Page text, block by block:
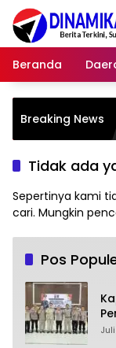
Langsung
konten
Beranda
Breaking News
Tidak
Wujudkan
Asap
Tidak ada
Sepertinya kami
cari. Mungkin
Pos